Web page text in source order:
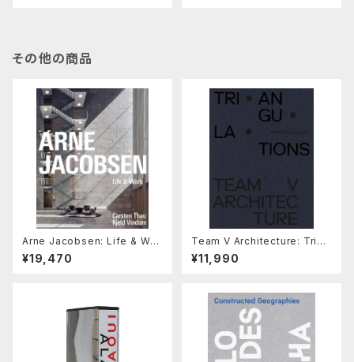
その他の商品
Arne Jacobsen: Life & Wor
k
¥19,470
Team V Architecture: Trian
gulations
¥11,990